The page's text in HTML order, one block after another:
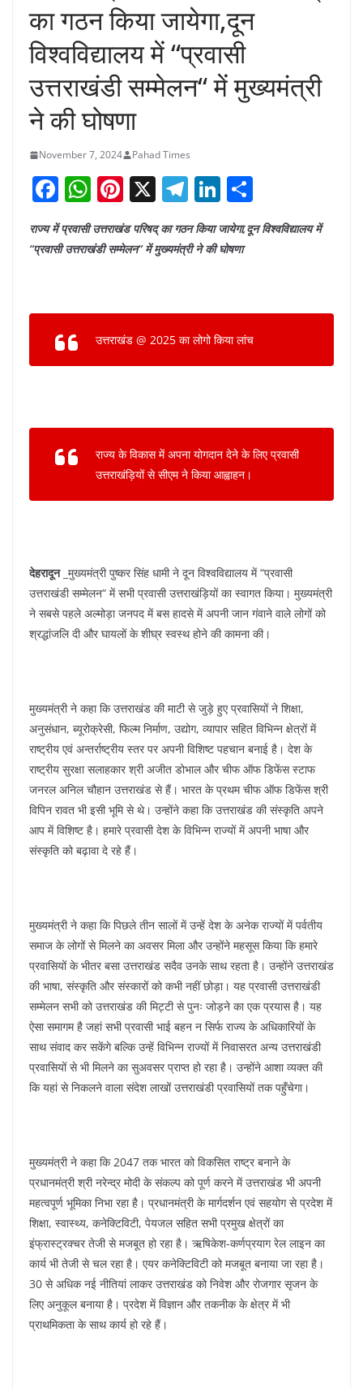
का गठन किया जायेगा,दून
विश्वविद्यालय में “प्रवासी
उत्तराखंडी सम्मेलन“ में मुख्यमंत्री
ने की घोषणा
November 7, 2024 Pahad Times
F
a
c
o
o
k
W
at
p
p
Pi
nt
er
X T
el
e
m
Li
n
k
n
h
ar
राज्य में प्रवासी उत्तराखंड परिषद् का गठन किया जायेगा,दून विश्वविद्यालय में
“प्रवासी उत्तराखंडी सम्मेलन“ में मुख्यमंत्री ने की घोषणा
उत्तराखंड @ 2025 का लोगो किया लांच
राज्य के विकास में अपना योगदान देने के लिए प्रवासी
उत्तराखंड़ियों से सीएम ने किया आह्वाहन।
देहरादून_मुख्यमंत्री पुष्कर सिंह धामी ने दून विश्वविद्यालय में “प्रवासी
उत्तराखंडी सम्मेलन“ में सभी प्रवासी उत्तराखंड़ियों का स्वागत किया। मुख्यमंत्री
ने सबसे पहले अल्मोड़ा जनपद में बस हादसे में अपनी जान गंवाने वाले लोगों को
श्रद्धांजलि दी और घायलों के शीघ्र स्वस्थ होने की कामना की।
मुख्यमंत्री ने कहा कि उत्तराखंड की माटी से जुड़े हुए प्रवासियों ने शिक्षा,
अनुसंधान, ब्यूरोक्रेसी, फिल्म निर्माण, उद्योग, व्यापार सहित विभिन्न क्षेत्रों में
राष्ट्रीय एवं अन्तर्राष्ट्रीय स्तर पर अपनी विशिष्ट पहचान बनाई है। देश के
राष्ट्रीय सुरक्षा सलाहकार श्री अजीत डोभाल और चीफ ऑफ डिफेंस स्टाफ
जनरल अनिल चौहान उत्तराखंड से हैं। भारत के प्रथम चीफ ऑफ डिफेंस श्री
विपिन रावत भी इसी भूमि से थे। उन्होंने कहा कि उत्तराखंड की संस्कृति अपने
आप में विशिष्ट है। हमारे प्रवासी देश के विभिन्न राज्यों में अपनी भाषा और
संस्कृति को बढ़ावा दे रहे हैं।
मुख्यमंत्री ने कहा कि पिछले तीन सालों में उन्हें देश के अनेक राज्यों में पर्वतीय
समाज के लोगों से मिलने का अवसर मिला और उन्होंने महसूस किया कि हमारे
प्रवासियों के भीतर बसा उत्तराखंड सदैव उनके साथ रहता है। उन्होंने उत्तराखंड
की भाषा, संस्कृति और संस्कारों को कभी नहीं छोड़ा। यह प्रवासी उत्तराखंडी
सम्मेलन सभी को उत्तराखंड की मिट्टी से पुनः जोड़ने का एक प्रयास है। यह
ऐसा समागम है जहां सभी प्रवासी भाई बहन न सिर्फ राज्य के अधिकारियों के
साथ संवाद कर सकेंगे बल्कि उन्हें विभिन्न राज्यों में निवासरत अन्य उत्तराखंडी
प्रवासियों से भी मिलने का सुअवसर प्राप्त हो रहा है। उन्होंने आशा व्यक्त की
कि यहां से निकलने वाला संदेश लाखों उत्तराखंडी प्रवासियों तक पहुँचेगा।
मुख्यमंत्री ने कहा कि 2047 तक भारत को विकसित राष्ट्र बनाने के
प्रधानमंत्री श्री नरेन्द्र मोदी के संकल्प को पूर्ण करने में उत्तराखंड भी अपनी
महत्वपूर्ण भूमिका निभा रहा है। प्रधानमंत्री के मार्गदर्शन एवं सहयोग से प्रदेश में
शिक्षा, स्वास्थ्य, कनेक्टिविटी, पेयजल सहित सभी प्रमुख क्षेत्रों का
इंफ्रास्ट्रक्चर तेजी से मजबूत हो रहा है। ऋषिकेश-कर्णप्रयाग रेल लाइन का
कार्य भी तेजी से चल रहा है। एयर कनेक्टिविटी को मजबूत बनाया जा रहा है।
30 से अधिक नई नीतियां लाकर उत्तराखंड को निवेश और रोजगार सृजन के
लिए अनुकूल बनाया है। प्रदेश में विज्ञान और तकनीक के क्षेत्र में भी
प्राथमिकता के साथ कार्य हो रहे हैं।